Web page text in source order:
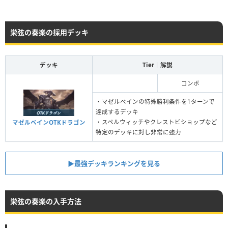
栄弦の奏楽の採用デッキ
デッキ Tier｜解説
マゼルベインOTKドラゴン
コンボ
・マゼルベインの特殊勝利条件を1ターンで
達成するデッキ
・スペルウィッチやクレストビショップなど
特定のデッキに対し非常に強力
▶︎最強デッキランキングを見る
栄弦の奏楽の入手方法